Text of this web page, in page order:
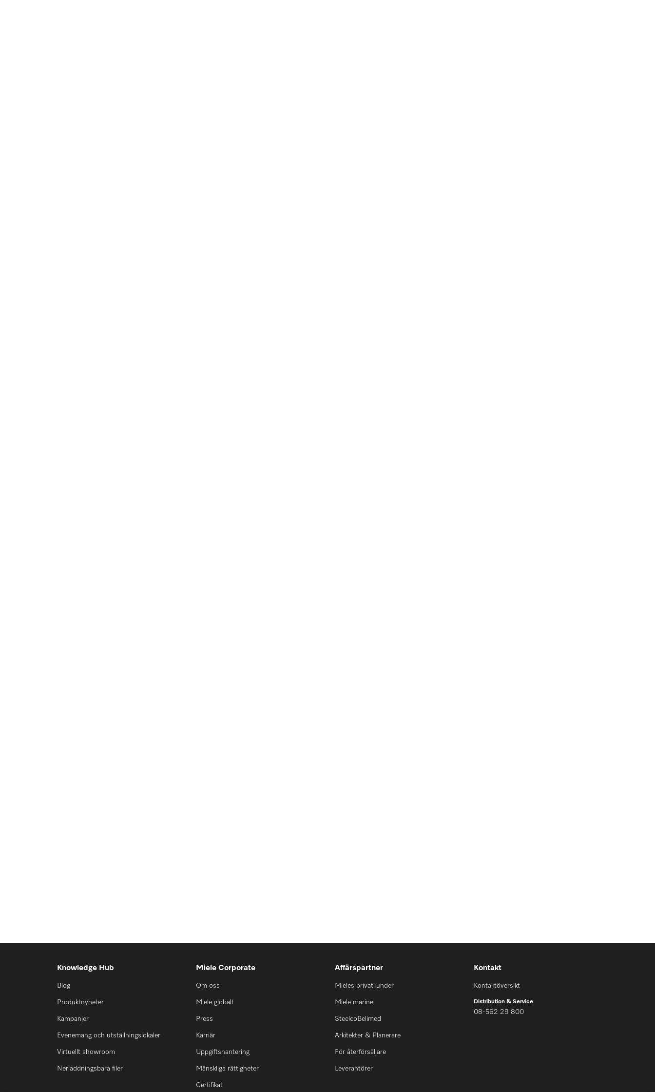
Knowledge Hub
Blog
Produktnyheter
Kampanjer
Evenemang och utställningslokaler
Virtuellt showroom
Nerladdningsbara filer
Miele Corporate
Om oss
Miele globalt
Press
Karriär
Uppgiftshantering
Mänskliga rättigheter
Certifikat
Affärspartner
Mieles privatkunder
Miele marine
SteelcoBelimed
Arkitekter & Planerare
För återförsäljare
Leverantörer
Kontakt
Kontaktöversikt
Distribution & Service
08-562 29 800